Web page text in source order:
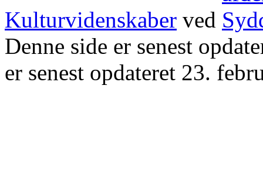
Kulturvidenskaber ved
Denne side er senest
er senest opdateret 23.